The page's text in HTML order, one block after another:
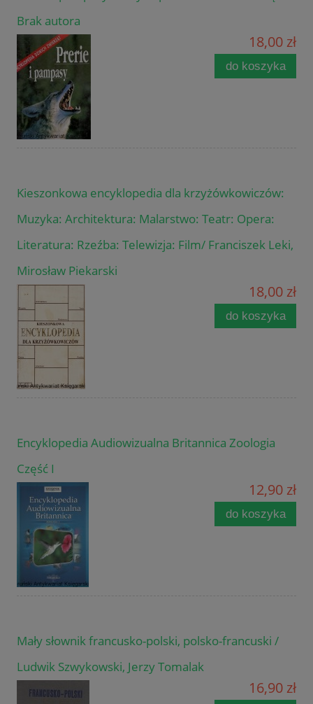
Brak autora
18,00 zł
do koszyka
Kieszonkowa encyklopedia dla krzyżówkowiczów:
Muzyka: Architektura: Malarstwo: Teatr: Opera:
Literatura: Rzeźba: Telewizja: Film/ Franciszek Leki,
Mirosław Piekarski
18,00 zł
do koszyka
Encyklopedia Audiowizualna Britannica Zoologia
Część I
12,90 zł
do koszyka
Mały słownik francusko-polski, polsko-francuski /
Ludwik Szwykowski, Jerzy Tomalak
16,90 zł